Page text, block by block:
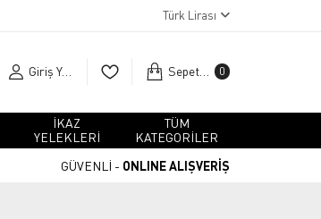
Türk Lirası
Giriş Yap Sepetim 0
İKAZ
YELEKLERİ
TÜM
KATEGORİLER
GÜVENLİ - ONLINE ALIŞVERİŞ